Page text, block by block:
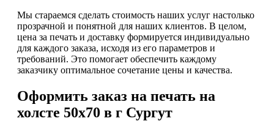
Мы стараемся сделать стоимость наших услуг настолько
прозрачной и понятной для наших клиентов. В целом,
цена за печать и доставку формируется индивидуально
для каждого заказа, исходя из его параметров и
требований. Это помогает обеспечить каждому
заказчику оптимальное сочетание цены и качества.
Оформить заказ на печать на
холсте 50х70 в г Сургут